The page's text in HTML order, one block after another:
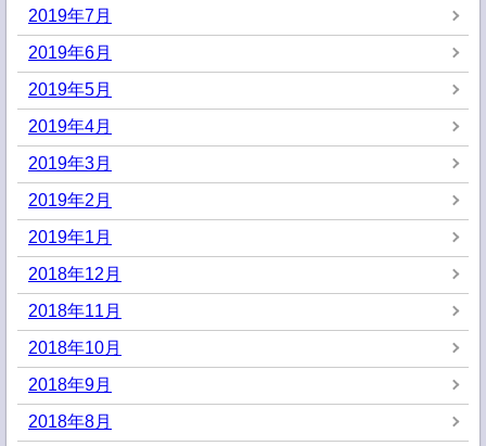
2019年7月
2019年6月
2019年5月
2019年4月
2019年3月
2019年2月
2019年1月
2018年12月
2018年11月
2018年10月
2018年9月
2018年8月